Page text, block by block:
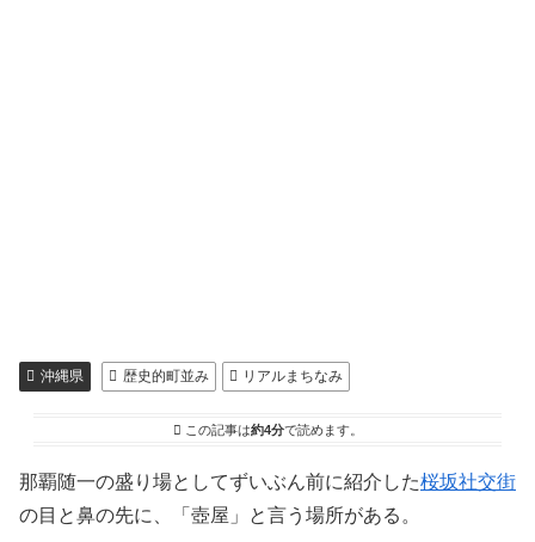
沖縄県 歴史的町並み リアルまちなみ
この記事は約4分で読めます。
那覇随一の盛り場としてずいぶん前に紹介した桜坂社交街
の目と鼻の先に、「壺屋」と言う場所がある。